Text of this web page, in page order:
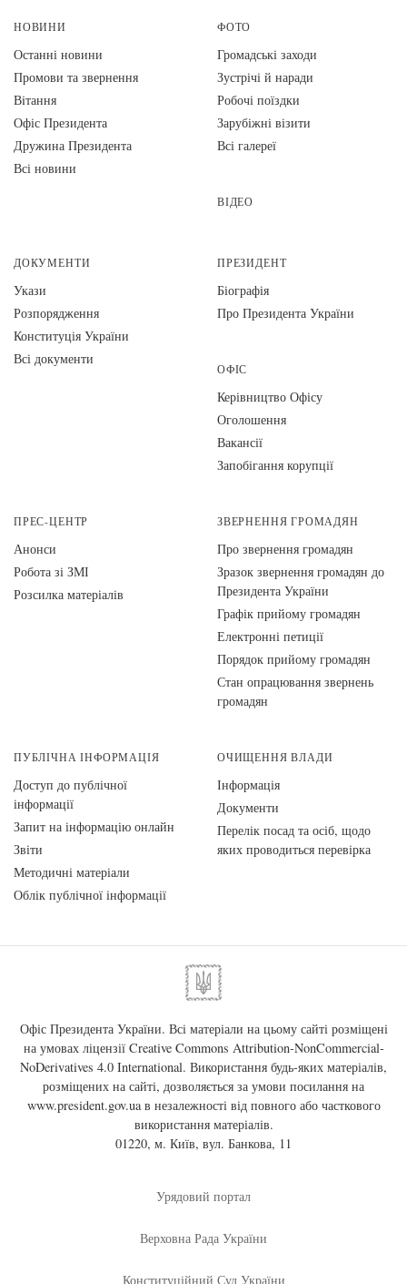
НОВИНИ
Останні новини
Промови та звернення
Вiтання
Офіс Президента
Дружина Президента
Всі новини
ФОТО
Громадські заходи
Зустрічі й наради
Робочі поїздки
Зарубіжні візити
Всі галереї
ВІДЕО
ДОКУМЕНТИ
Укази
Розпорядження
Конституція України
Всі документи
ПРЕЗИДЕНТ
Біографія
Про Президента України
ОФІС
Керівництво Офісу
Оголошення
Вакансії
Запобігання корупції
ПРЕС-ЦЕНТР
Анонси
Робота зі ЗМІ
Розсилка матеріалів
ЗВЕРНЕННЯ ГРОМАДЯН
Про звернення громадян
Зразок звернення громадян до
Президента України
Графік прийому громадян
Електронні петиції
Порядок прийому громадян
Стан опрацювання звернень
громадян
ПУБЛІЧНА ІНФОРМАЦІЯ
Доступ до публічної
інформації
Запит на інформацію онлайн
Звіти
Методичні матеріали
Облік публічної інформації
ОЧИЩЕННЯ ВЛАДИ
Інформація
Документи
Перелік посад та осіб, щодо
яких проводиться перевірка
Офіс Президента України. Всі матеріали на цьому сайті розміщені
на умовах ліцензії Creative Commons Attribution-NonCommercial-
NoDerivatives 4.0 International. Використання будь-яких матеріалів,
розміщених на сайті, дозволяється за умови посилання на
www.president.gov.uaв незалежності від повного або часткового
використання матеріалів.
01220, м. Київ, вул. Банкова, 11
Урядовий портал
Верховна Рада України
Конституційний Суд України